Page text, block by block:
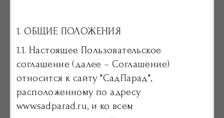
1. ОБЩИЕ ПОЛОЖЕНИЯ
1.1. Настоящее Пользовательское
соглашение (далее – Соглашение)
относится к сайту "СадПарад",
расположенному по адресу
www.sadparad.ru, и ко всем